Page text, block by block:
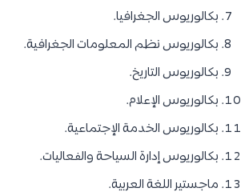
بكالوريوس الجغرافيا.
بكالوريوس نظم المعلومات الجغرافية.
بكالوريوس التاريخ.
بكالوريوس الإعلام.
بكالوريوس الخدمة الإجتماعية.
بكالوريوس ​إ​​دارة السياحة والفعاليات​.
ماجستير اللغة العربية.